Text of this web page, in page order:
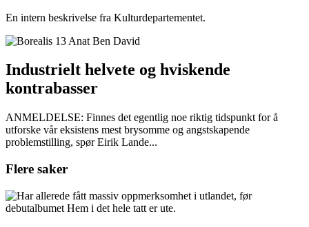
En intern beskrivelse fra Kulturdepartementet.
Industrielt helvete og hviskende
kontrabasser
ANMELDELSE: Finnes det egentlig noe riktig tidspunkt for å
utforske vår eksistens mest brysomme og angstskapende
problemstilling, spør Eirik Lande...
Flere saker